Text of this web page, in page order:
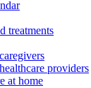
treatments
providers
at home